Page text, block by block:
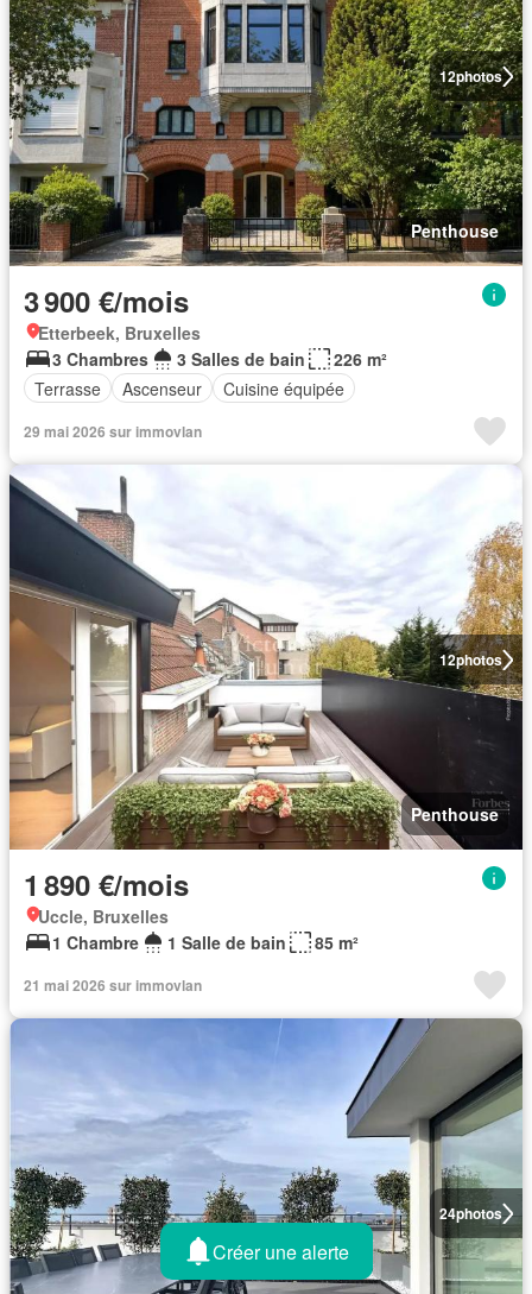
12photos
Penthouse
3 900 €/mois
Etterbeek, Bruxelles
3 Chambres
3 Salles de bain
226 m²
Terrasse
Ascenseur Cuisine équipée
29 mai 2026 sur immovlan
12photos
Penthouse
1 890 €/mois
Uccle, Bruxelles
1 Chambre
1 Salle de bain 85 m²
21 mai 2026 sur immovlan
24photos
Créer une alerte